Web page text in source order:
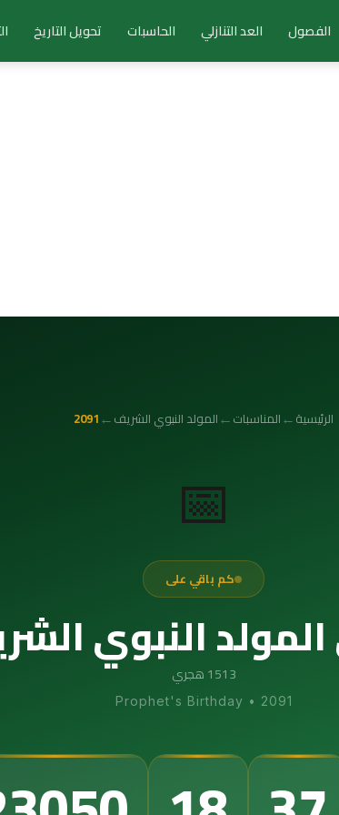
الفصول العد التنازلي الحاسبات تحويل التاريخ
الرئيسية←المناسبات←المولد النبوي الشريف←
2091
📅
كم باقي على
النبوي الشريف
1513 هجري
Prophet's Birthday • 2091